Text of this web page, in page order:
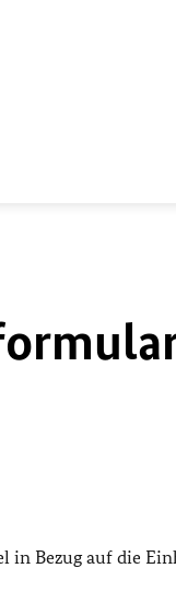
in Bezug auf die